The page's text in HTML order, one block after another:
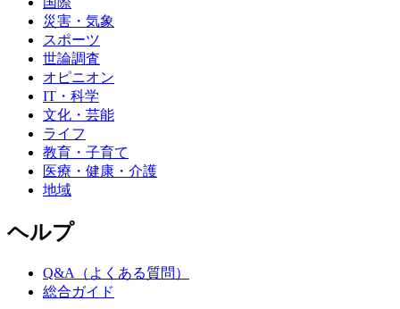
災害・気象
スポーツ
世論調査
オピニオン
IT・科学
文化・芸能
ライフ
教育・子育て
医療・健康・介護
地域
ヘルプ
Q&A（よくある質問）
総合ガイド